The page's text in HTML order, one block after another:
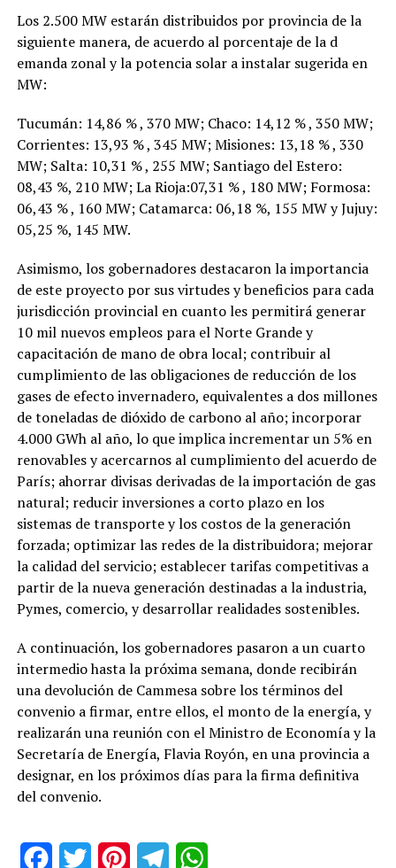
Los 2.500 MW estarán distribuidos por provincia de la
siguiente manera, de acuerdo al porcentaje de la d
emanda zonal y la potencia solar a instalar sugerida en
MW:
Tucumán: 14,86 % , 370 MW; Chaco: 14,12 % , 350 MW;
Corrientes: 13,93 % , 345 MW; Misiones: 13,18 % , 330
MW; Salta: 10,31 % , 255 MW; Santiago del Estero:
08,43 %, 210 MW; La Rioja:07,31 % , 180 MW; Formosa:
06,43 % , 160 MW; Catamarca: 06,18 %, 155 MW y Jujuy:
05,25 %, 145 MW.
Asimismo, los gobernadores destacaron la importancia
de este proyecto por sus virtudes y beneficios para cada
jurisdicción provincial en cuanto les permitirá generar
10 mil nuevos empleos para el Norte Grande y
capacitación de mano de obra local; contribuir al
cumplimiento de las obligaciones de reducción de los
gases de efecto invernadero, equivalentes a dos millones
de toneladas de dióxido de carbono al año; incorporar
4.000 GWh al año, lo que implica incrementar un 5% en
renovables y acercarnos al cumplimiento del acuerdo de
París; ahorrar divisas derivadas de la importación de gas
natural; reducir inversiones a corto plazo en los
sistemas de transporte y los costos de la generación
forzada; optimizar las redes de la distribuidora; mejorar
la calidad del servicio; establecer tarifas competitivas a
partir de la nueva generación destinadas a la industria,
Pymes, comercio, y desarrollar realidades sostenibles.
A continuación, los gobernadores pasaron a un cuarto
intermedio hasta la próxima semana, donde recibirán
una devolución de Cammesa sobre los términos del
convenio a firmar, entre ellos, el monto de la energía, y
realizarán una reunión con el Ministro de Economía y la
Secretaría de Energía, Flavia Royón, en una provincia a
designar, en los próximos días para la firma definitiva
del convenio.
FacebookTwitter PinterestTelegram